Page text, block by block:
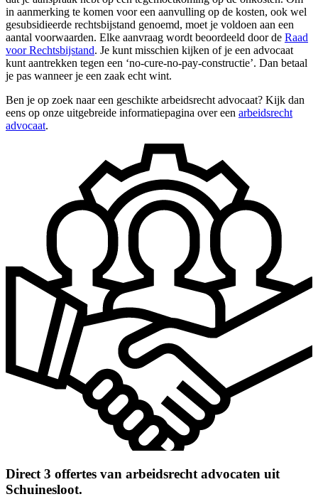
in aanmerking te komen voor een aanvulling op de kosten, ook wel
gesubsidieerde rechtsbijstand genoemd, moet je voldoen aan een
aantal voorwaarden. Elke aanvraag wordt beoordeeld door de Raad
voor Rechtsbijstand. Je kunt misschien kijken of je een advocaat
kunt aantrekken tegen een ‘no-cure-no-pay-constructie’. Dan betaal
je pas wanneer je een zaak echt wint.
Ben je op zoek naar een geschikte arbeidsrecht advocaat? Kijk dan
eens op onze uitgebreide informatiepagina over een arbeidsrecht
advocaat.
Direct 3 offertes van arbeidsrecht advocaten uit
Schuinesloot.